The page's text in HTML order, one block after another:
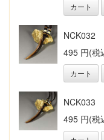
カート
NCK032
495 円(税
カート
NCK033
495 円(税